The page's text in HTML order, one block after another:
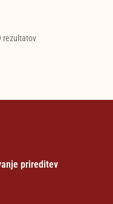
rezultatovRazvrščeno
prireditev